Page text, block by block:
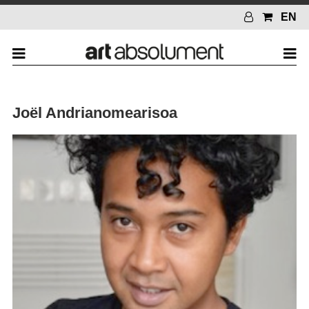
EN
Joël Andrianomearisoa